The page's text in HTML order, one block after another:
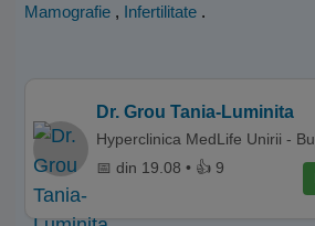
Mamografie , Infertilitate .
Dr. Grou Tania-Luminita
Hyperclinica MedLife Unirii -
📅 din 19.08 • 👍 9